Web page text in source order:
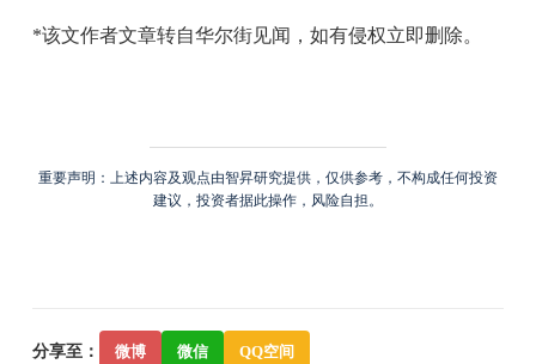
*该文作者文章转自华尔街见闻，如有侵权立即删除。
重要声明：上述内容及观点由智昇研究提供，仅供参考，不构成任何投资
建议，投资者据此操作，风险自担。
分享至： 微博 微信 QQ空间